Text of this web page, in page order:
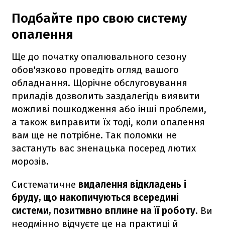
Подбайте про свою систему
опалення
Ще до початку опалювального сезону
обов'язково проведіть огляд вашого
обладнання. Щорічне обслуговування
приладів дозволить заздалегідь виявити
можливі пошкодження або інші проблеми,
а також виправити їх тоді, коли опалення
вам ще не потрібне. Так поломки не
застануть вас зненацька посеред лютих
морозів.
Систематичне видалення відкладень і
бруду, що накопичуються всередині
системи, позитивно вплине на її роботу. Ви
неодмінно відчуєте це на практиці й